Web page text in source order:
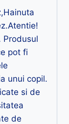
Produsul
pot fi
unui copil.
si de
de